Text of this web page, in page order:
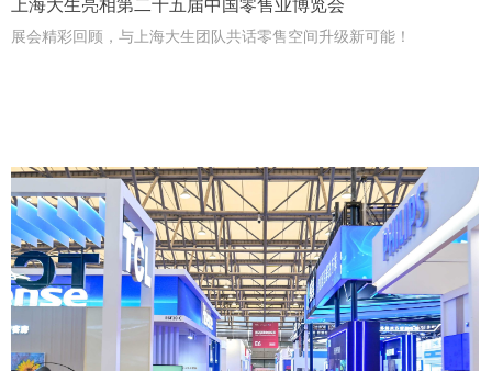
上海大生亮相第二十五届中国零售业博览会
展会精彩回顾，与上海大生团队共话零售空间升级新可能！